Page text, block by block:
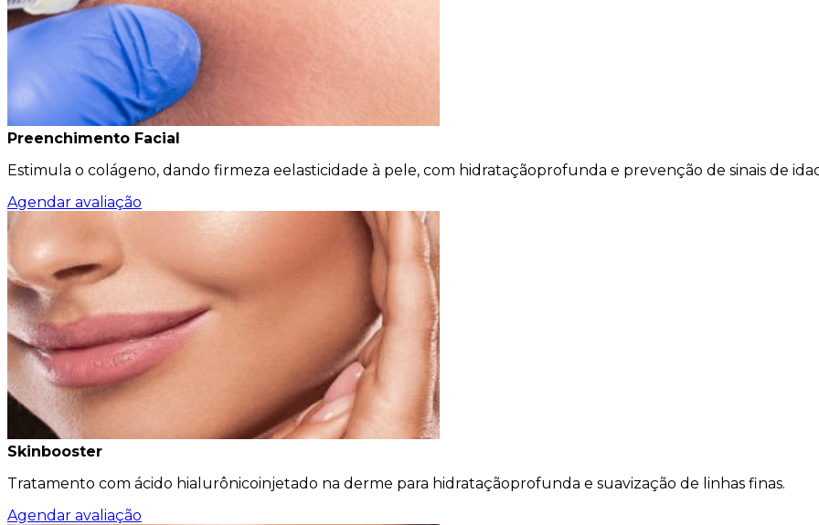
Preenchimento Facial
Estimula o colágeno, dando firmeza eelasticidade à pele, com hidrataçãoprofunda e prevenção de sinais de
Agendar avaliação
Skinbooster
Tratamento com ácido hialurônicoinjetado na derme para hidrataçãoprofunda e suavização de linhas finas.
Agendar avaliação